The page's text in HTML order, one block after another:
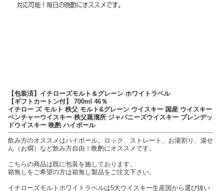
【包装済】イチローズモルト＆グレーン ホワイトラベル
【ギフトカートン付】 700ml 46％
イチロー ズ モルト 秩父 モルト&グレーン ウイスキー 国産 ウイスキー
ベンチャーウイスキー 秩父蒸溜所 ジャパニーズウイスキー ブレンデッ
ドウイスキー 晩酌 ハイボール
飲み方のオススメはハイボール。ロック、ストレート、お湯割り、湯せ
ん（お燗）など飲み方自由！晩酌にオススメです。
こちらの商品は既に包装を施しております。
箱無しをご希望の方は箱無し製品をご注文下さい。
イチローズモルトホワイトラベルは5大ウイスキー生産国から選び抜い